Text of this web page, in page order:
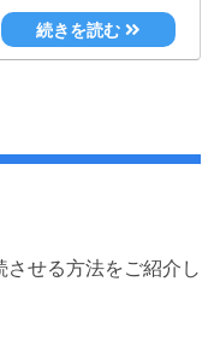
せる方法をご紹介し